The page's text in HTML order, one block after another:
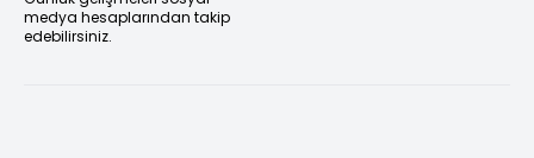
medya hesaplarından takip
edebilirsiniz.